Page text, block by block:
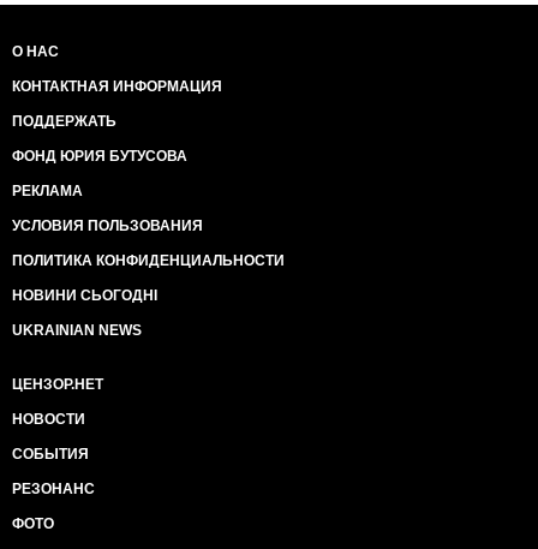
О НАС
КОНТАКТНАЯ ИНФОРМАЦИЯ
ПОДДЕРЖАТЬ
ФОНД ЮРИЯ БУТУСОВА
РЕКЛАМА
УСЛОВИЯ ПОЛЬЗОВАНИЯ
ПОЛИТИКА КОНФИДЕНЦИАЛЬНОСТИ
НОВИНИ СЬОГОДНІ
UKRAINIAN NEWS
ЦЕНЗОР.НЕТ
НОВОСТИ
СОБЫТИЯ
РЕЗОНАНС
ФОТО